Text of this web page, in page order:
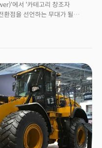
에서 '카테고리 창조자
점을 선언하는 무대가 될
기술협회(CTA)에 따르면 올 CES
미 라스 베이거스로 향한다.
에서도 2026년부터 중국
면은 지난 15년간 CES의 명당
던 라스베이거스 컨벤션센터
가전업체 TCL이 차지한 것이다.
, 세탁기)을 AI로 연결한 'AI
AI 중심으로 바꾸고 AR 안경, AI
'삼성전자'를 대체한다는
림픽 파트너로 선정 돼 CES